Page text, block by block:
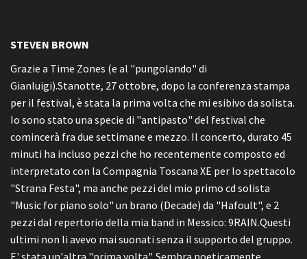
STEVEN BROWN
Grazie a Time Zones (e al "pungolando" di
Gianluigi).Stanotte, 27 ottobre, dopo la conferenza stampa
per il festival, è stata la prima volta che mi esibivo da solista.
Io sono stato una specie di "antipasto" del festival che
comincerà fra due settimane e mezzo. Il concerto, durato 45
minuti ha incluso pezzi che ho recentemente composto ed
interpretato con la Compagnia Toscana XE per lo spettacolo
"Strana Festa", ma anche pezzi del mio primo cd solista
"Music for piano solo" un brano (Decade) da "Hafoult", e 2
pezzi dal repertorio della mia band in Messico: 9RAIN.Questi
ultimi non li avevo mai suonati senza il supporto del gruppo.
E' stata un'altra "prima volta". Sembra poeticamente